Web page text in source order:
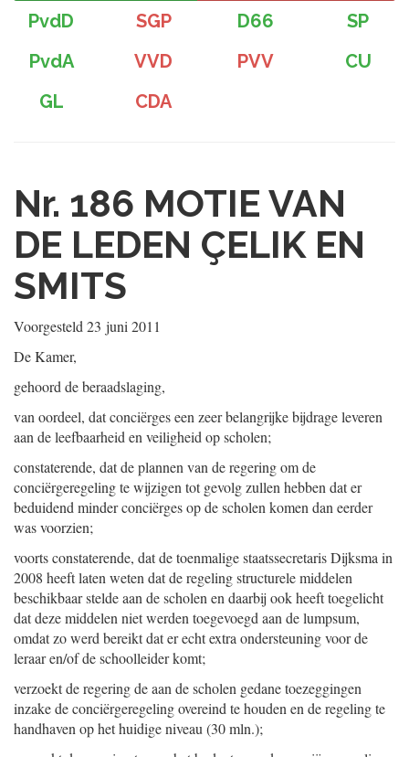
PvdD SGP D66
SP
PvdA
VVD PVV
CU
GL
CDA
Nr. 186 MOTIE VAN
DE LEDEN ÇELIK EN
SMITS
Voorgesteld 23 juni 2011
De Kamer,
gehoord de beraadslaging,
van oordeel, dat conciërges een zeer belangrijke bijdrage leveren
aan de leefbaarheid en veiligheid op scholen;
constaterende, dat de plannen van de regering om de
conciërgeregeling te wijzigen tot gevolg zullen hebben dat er
beduidend minder conciërges op de scholen komen dan eerder
was voorzien;
voorts constaterende, dat de toenmalige staatssecretaris Dijksma in
2008 heeft laten weten dat de regeling structurele middelen
beschikbaar stelde aan de scholen en daarbij ook heeft toegelicht
dat deze middelen niet werden toegevoegd aan de lumpsum,
omdat zo werd bereikt dat er echt extra ondersteuning voor de
leraar en/of de schoolleider komt;
verzoekt de regering de aan de scholen gedane toezeggingen
inzake de conciërgeregeling overeind te houden en de regeling te
handhaven op het huidige niveau (30 mln.);